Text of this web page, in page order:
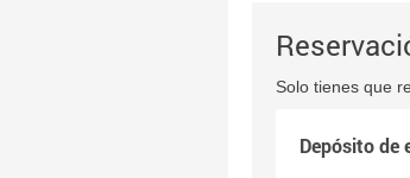
Solo tienes que
Depósito de